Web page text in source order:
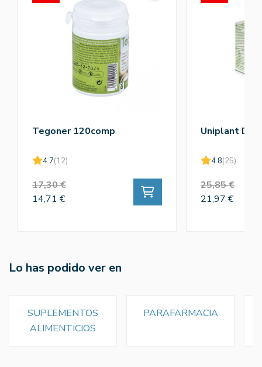
Tegoner 120comp
4.7(12)
17,30 €
14,71 €
Uniplant
4.8(25)
25,85 €
21,97 €
Lo has podido ver en
SUPLEMENTOS
ALIMENTICIOS
PARAFARMACIA